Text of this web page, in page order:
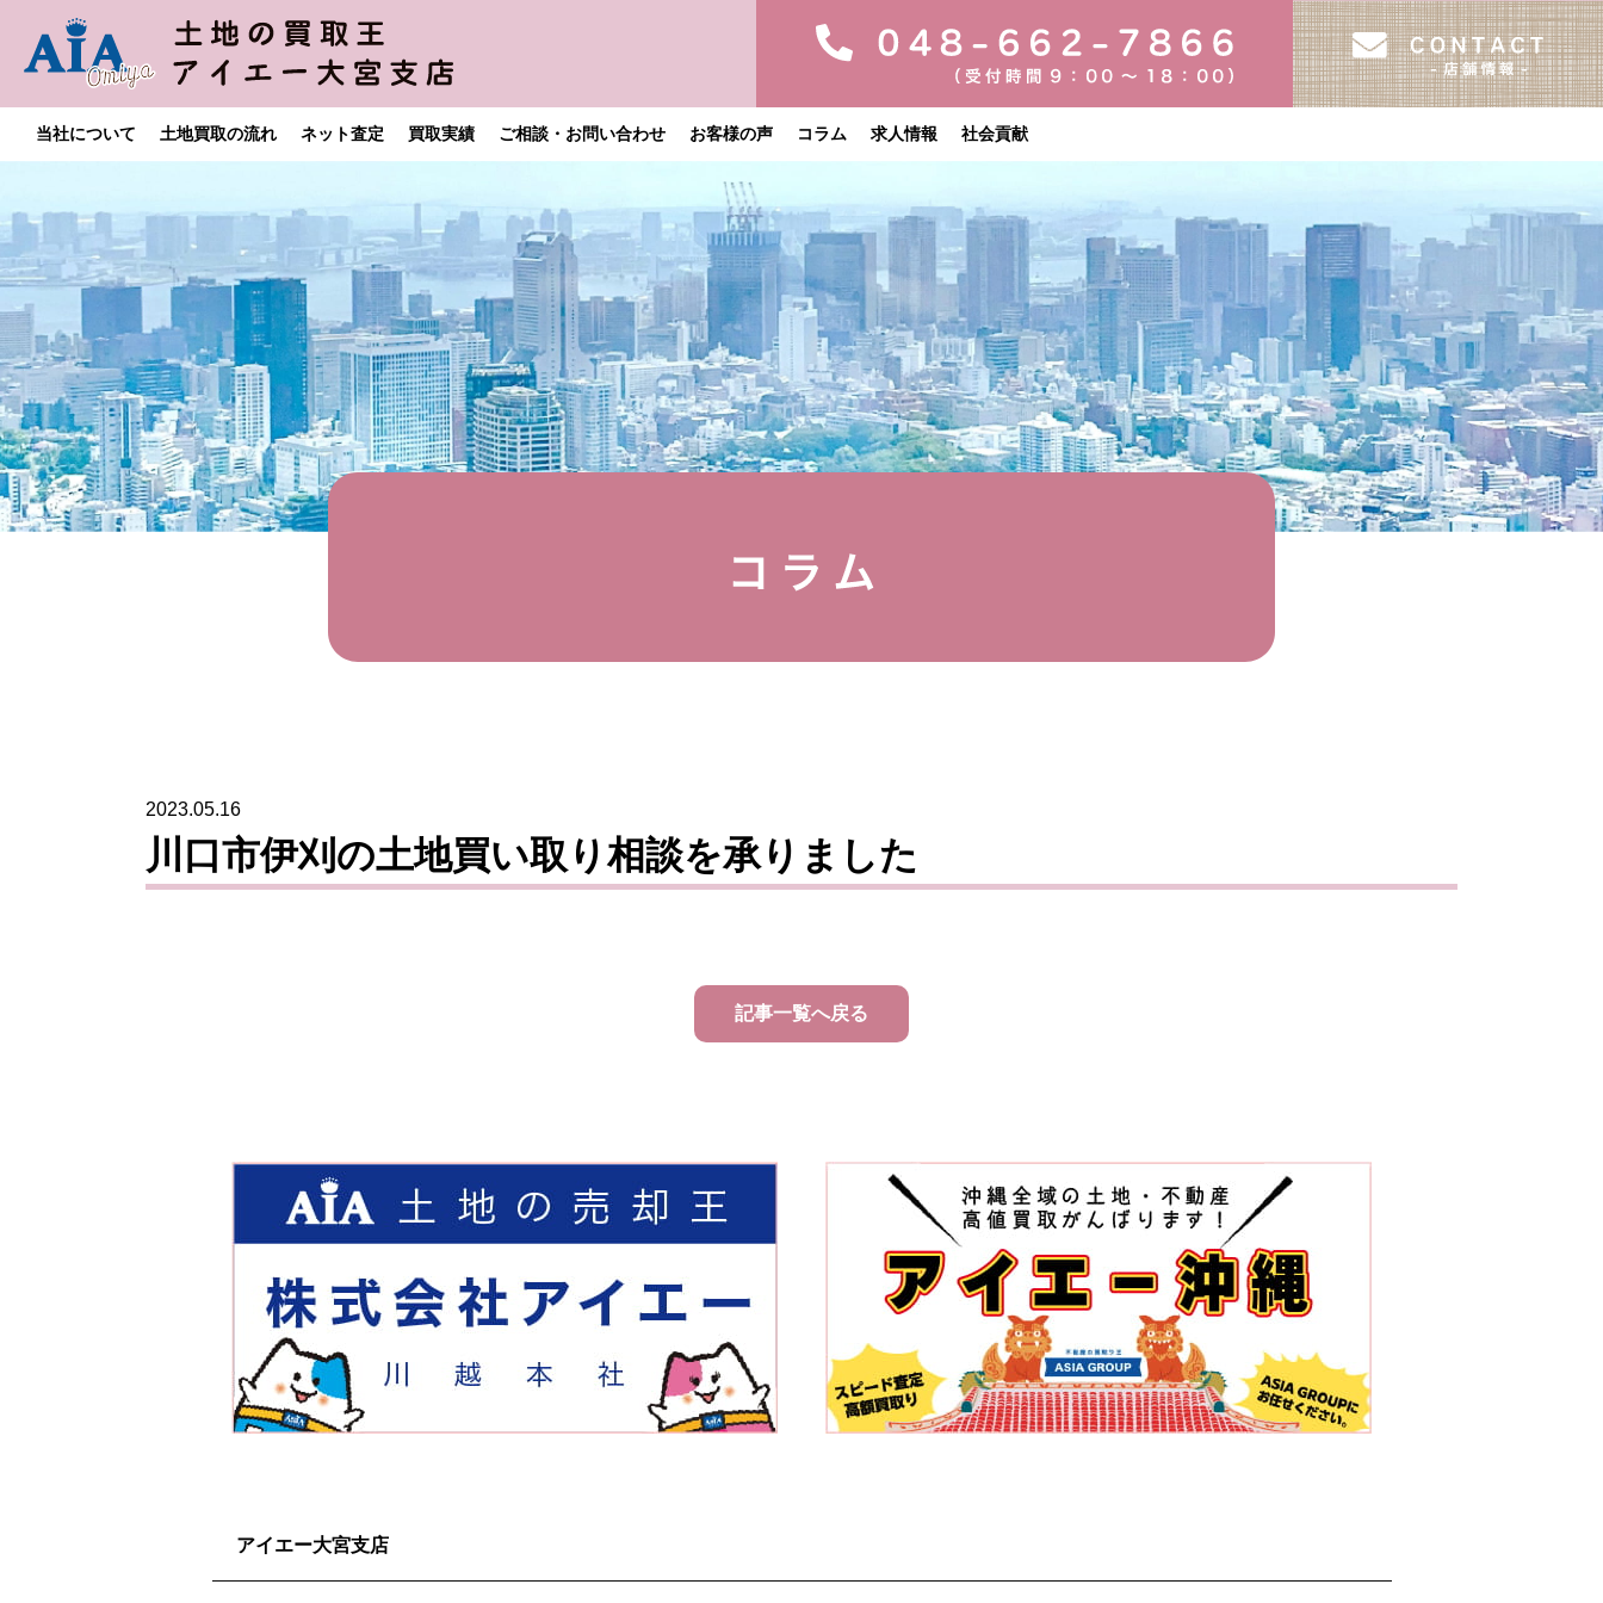
当社について 土地買取の流れ ネット査定 買取実績 ご相談・お問い合わせ お客様の声 コラム 求人情報 社会貢献
2023.05.16
川口市伊刈の土地買い取り相談を承りました
記事一覧へ戻る
アイエー大宮支店